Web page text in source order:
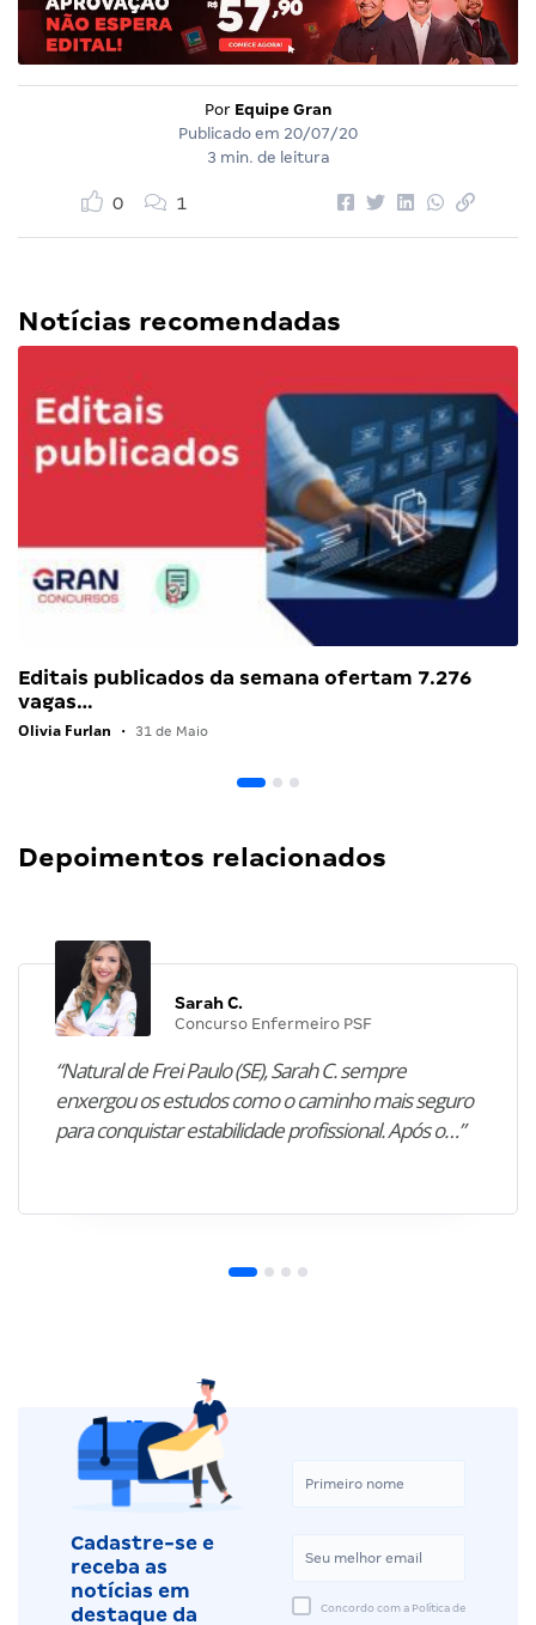
Por Equipe Gran
Publicado em 20/07/20
3 min. de leitura
0 1
Notícias recomendadas
Editais publicados da semana ofertam 7.276
vagas…
Olivia Furlan • 31 de Maio
Depoimentos relacionados
Sarah C.
Concurso Enfermeiro PSF
“Natural de Frei Paulo (SE), Sarah C. sempre
enxergou os estudos como o caminho mais seguro
para conquistar estabilidade profissional. Após o…”
Cadastre-se e
receba as
notícias em
destaque da
Concordo com a Política de